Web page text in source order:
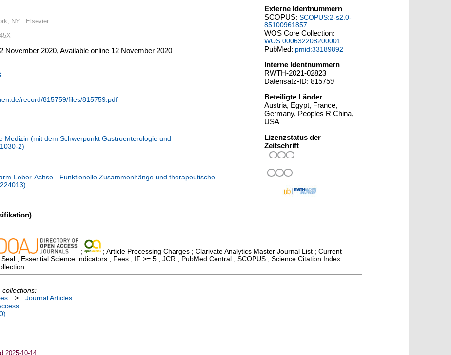
NY : Elsevier
November 2020, Available online 12 November 2020
record/815759/files/815759.pdf
Medizin (mit dem Schwerpunkt Gastroenterologie und
2)
Leber-Achse - Funktionelle Zusammenhänge und therapeutische
Externe Identnummern
SCOPUS:SCOPUS:2-s2.0-
85100961857
WOS Core Collection:
WOS:000632208200001
PubMed: pmid:33189892
Interne Identnummern
RWTH-2021-02823
Datensatz-ID: 815759
Beteiligte Länder
Austria, Egypt, France,
Germany, Peoples R China,
USA
Lizenzstatus der
Zeitschrift
;
; Article Processing Charges ; Clarivate Analytics Master Journal List ; Current
; Essential Science Indicators ; Fees ; IF >= 5 ; JCR ; PubMed Central ; SCOPUS ; Science Citation Index
collections:
>
Journal Articles
2025-10-14